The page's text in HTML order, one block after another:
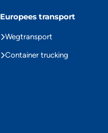
Europees transport
Wegtransport
Container trucking